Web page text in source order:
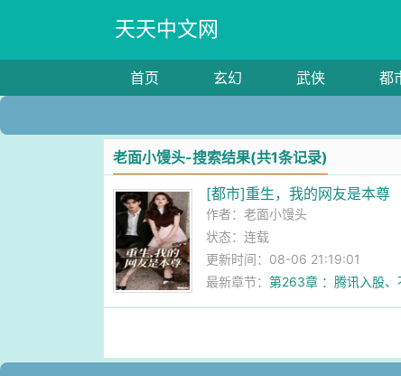
天天中文网
首页 玄幻 武侠 都
老面小馒头-搜索结果(共1条记录)
[都市]重生，我的网友是本尊
作者：老面小馒头
状态：连载
更新时间：08-06 21:19:01
最新章节：第263章 ：腾讯入股、